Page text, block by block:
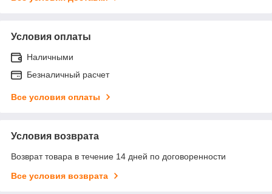
Условия оплаты
Наличными
Безналичный расчет
Все условия оплаты
Условия возврата
Возврат товара в течение 14 дней по договоренности
Все условия возврата